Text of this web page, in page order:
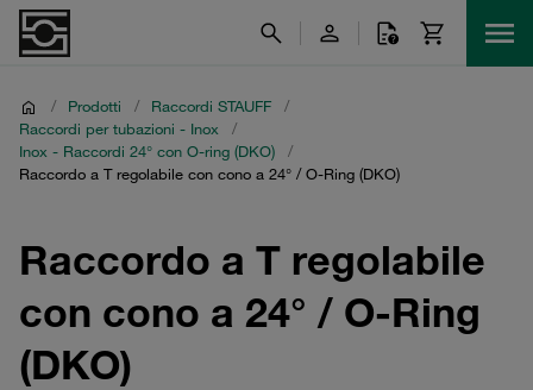
/ Prodotti / Raccordi STAUFF
/
Raccordi per tubazioni - Inox
/
Inox - Raccordi 24° con O-ring (DKO)
/
Raccordo a T regolabile con cono a 24° / O-Ring (DKO)
Raccordo a T regolabile
con cono a 24° / O-Ring
(DKO)